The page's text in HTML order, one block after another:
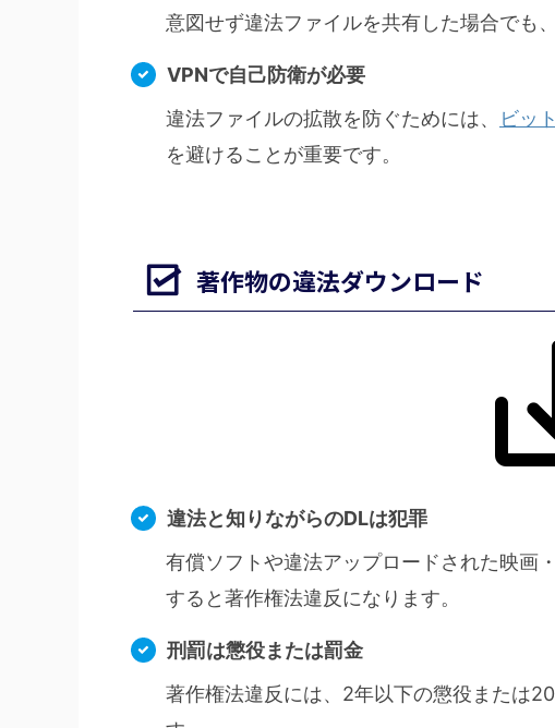
意図せず違法ファイルを共有した場合でも
VPNで自己防衛が必要
違法ファイルの拡散を防ぐためには、
ビッ
を避けることが重要です。
著作物の違法ダウンロード
違法と知りながらのDLは犯罪
有償ソフトや違法アップロードされた映画
すると著作権法違反になります。
刑罰は懲役または罰金
著作権法違反には、2年以下の懲役または